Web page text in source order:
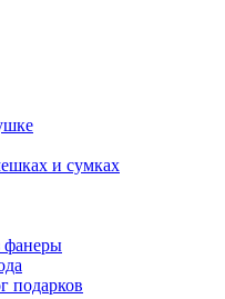
и сумках
фанеры
подарков